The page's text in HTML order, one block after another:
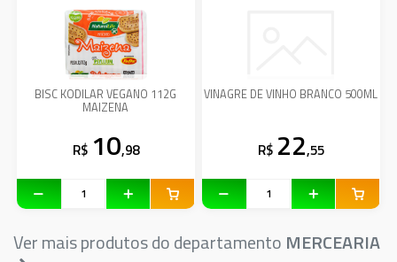
BISC KODILAR VEGANO 112G
MAIZENA
R$ 10,98
VINAGRE DE VINHO BRANCO 500ML
R$ 22,55
Ver mais produtos do departamento MERCEARIA